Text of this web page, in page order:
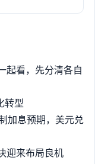
起看，先分清各自
转型
加息预期，美元兑
迎来布局良机